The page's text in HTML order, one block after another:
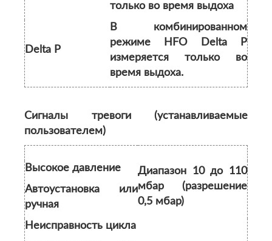
только во время выдоха
Delta P
В комбинированном
режиме HFO Delta P
измеряется только во
время выдоха.
Сигналы тревоги (устанавливаемые
пользователем)
Высокое давление
Автоустановка или
ручная
Диапазон 10 до 110
мбар (разрешение
0,5 мбар)
Неисправность цикла